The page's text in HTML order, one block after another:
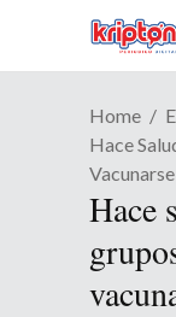
Home
Hace
Hace